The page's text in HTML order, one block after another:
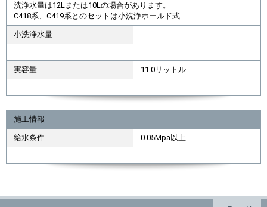
洗浄水量は12Lまたは10Lの場合があります。
C418系、C419系とのセットは小洗浄ホールド式
小洗浄水量 -
実容量
11.0リットル
-
施工情報
給水条件
0.05Mpa以上
-